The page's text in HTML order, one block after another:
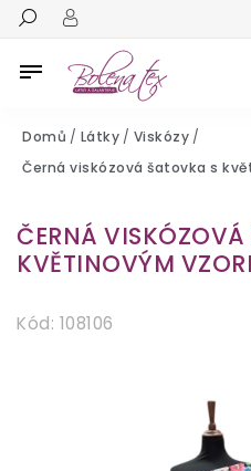
Domů / Látky / Viskózy /
Černá viskózová šatovka s
ČERNÁ
KVĚTINOVÝM
Kód: 108106